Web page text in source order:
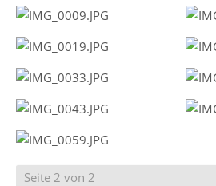
Seite 2 von 2